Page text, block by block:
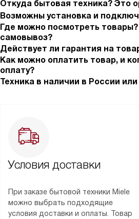
Откуда бытовая техника? Это
Возможны установка и
Где можно посмотреть товары?
самовывоз?
Действует ли гарантия на
Как можно оплатить товар, и
оплату?
Техника в наличии в России
Условия доставки
При заказе бытовой техники Miele
можно выбрать подходящие
условия доставки и оплаты. Товар